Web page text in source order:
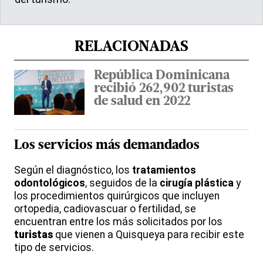
RELACIONADAS
República Dominicana
recibió 262,902 turistas
de salud en 2022
Los servicios más demandados
Según el diagnóstico, los tratamientos
odontológicos, seguidos de la cirugía plástica y
los procedimientos quirúrgicos que incluyen
ortopedia, cadiovascuar o fertilidad, se
encuentran entre los más solicitados por los
turistas que vienen a Quisqueya para recibir este
tipo de servicios.